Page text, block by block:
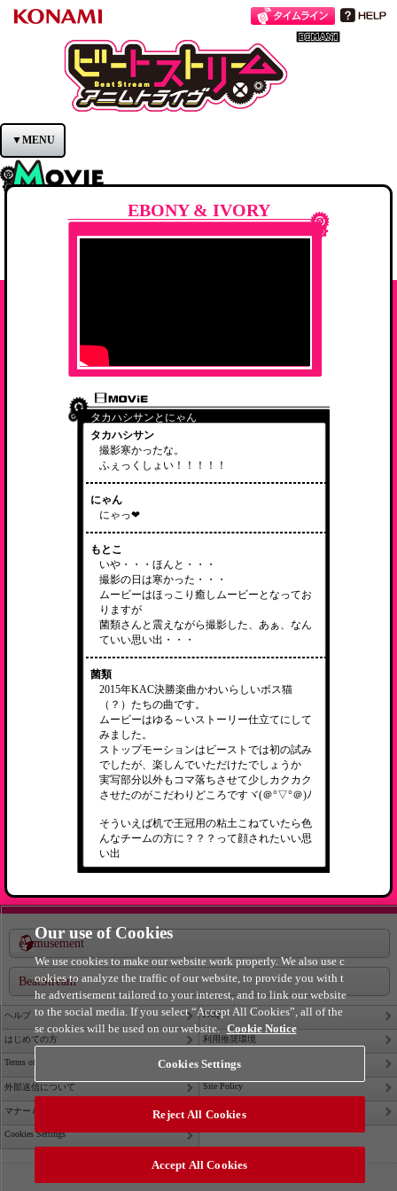
BeatStream
▼MENU
EBONY & IVORY
タカハシサンとにゃん
タカハシサン
撮影寒かったな。
ふぇっくしょい！！！！！
にゃん
にゃっ❤
もとこ
いや・・・ほんと・・・
撮影の日は寒かった・・・
ムービーはほっこり癒しムービーとなってお
りますが
菌類さんと震えながら撮影した、あぁ、なん
ていい思い出・・・
菌類
2015年KAC決勝楽曲かわいらしいボス猫
（？）たちの曲です。
ムービーはゆる～いストーリー仕立てにして
みました。
ストップモーションはビーストでは初の試み
でしたが、楽しんでいただけたでしょうか
実写部分以外もコマ落ちさせて少しカクカク
させたのがこだわりどころですヾ(＠°▽°＠)ﾉ
そういえば机で王冠用の粘土こねていたら色
んなチームの方に？？？って顔されたいい思
い出
e-amusement
BeatStream
ヘルプ FAQ
はじめての方 利用推奨環境
Terms of Service Privacy Policy
外部送信について Site Policy
マナー＆ルール Contact Us
Cookies Settings
Our use of Cookies
We use cookies to make our website work properly. We also use c
ookies to analyze the traffic of our website, to provide you with t
he advertisement tailored to your interest, and to link our website
to the social media. If you select “Accept All Cookies”, all of the
se cookies will be used on our website. Cookie Notice
Cookies Settings
Reject All Cookies
Accept All Cookies